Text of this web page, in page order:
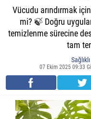
Vücudu arındırmak
mi? 🍃 Doğru
temizlenme sürecine
tam
07 Ekim 2025 09:33